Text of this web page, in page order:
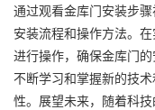
通过观看金库门安装步
安装流程和操作方法。
进行操作，确保金库门
不断学习和掌握新的技
性。展望未来，随着科